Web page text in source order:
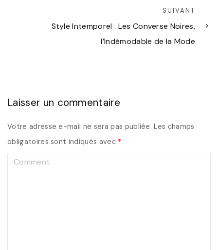
SUIVANT
Style Intemporel : Les Converse Noires,
l’Indémodable de la Mode
Laisser un commentaire
Votre adresse e-mail ne sera pas publiée. Les champs
obligatoires sont indiqués avec *